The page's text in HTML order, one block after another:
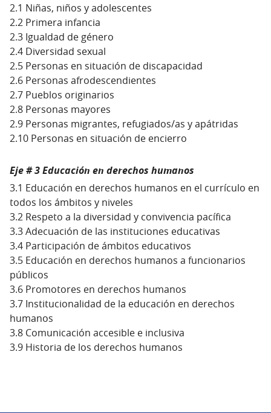
2.1 Niñas, niños y adolescentes
2.2 Primera infancia
2.3 Igualdad de género
2.4 Diversidad sexual
2.5 Personas en situación de discapacidad
2.6 Personas afrodescendientes
2.7 Pueblos originarios
2.8 Personas mayores
2.9 Personas migrantes, refugiados/as y apátridas
2.10 Personas en situación de encierro
Eje # 3 Educación en derechos humanos
3.1 Educación en derechos humanos en el currículo en
todos los ámbitos y niveles
3.2 Respeto a la diversidad y convivencia pacífica
3.3 Adecuación de las instituciones educativas
3.4 Participación de ámbitos educativos
3.5 Educación en derechos humanos a funcionarios
públicos
3.6 Promotores en derechos humanos
3.7 Institucionalidad de la educación en derechos
humanos
3.8 Comunicación accesible e inclusiva
3.9 Historia de los derechos humanos